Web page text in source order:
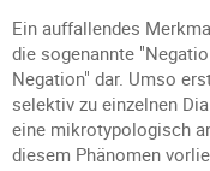
Ein auffallendes
die sogenannte
Negation" dar. Umso
selektiv zu einzelnen
eine mikrotypologisch
diesem Phänomen